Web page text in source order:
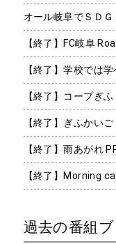
オール岐阜でＳＤＧ
【終了】FC岐阜
【終了】学校では
【終了】コープぎ
【終了】ぎふかい
【終了】雨あがれ
【終了】Morning
過去の番組